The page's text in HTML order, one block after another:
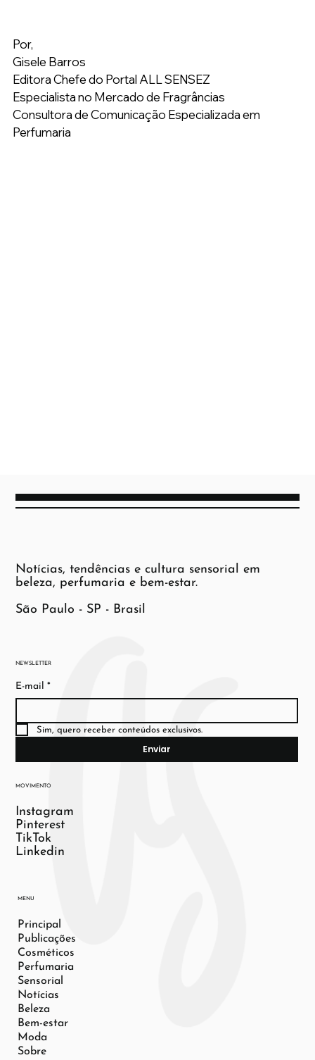
Por,
Gisele Barros
Editora Chefe do Portal ALL SENSEZ
Especialista no Mercado de Fragrâncias
Consultora de Comunicação Especializada em
Perfumaria
NEWSLETTER
E-mail *
Sim, quero receber conteúdos exclusivos.
Enviar
MOVIMENTO
Instagram
Pinterest
TikTok
Linkedin
MENU
Principal
Publicações
Cosméticos
Perfumaria
Sensorial
Notícias
Beleza
Bem-estar
Moda
Sobre
Notícias, tendências e cultura sensorial em
beleza, perfumaria e bem-estar.
São Paulo - SP - Brasil